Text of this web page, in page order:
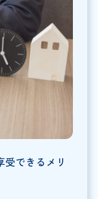
受できるメリ